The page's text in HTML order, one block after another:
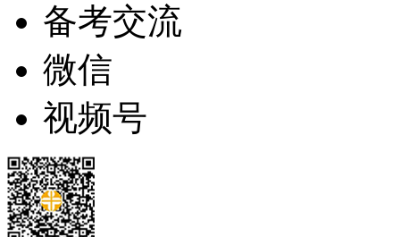
备考交流
微信
视频号